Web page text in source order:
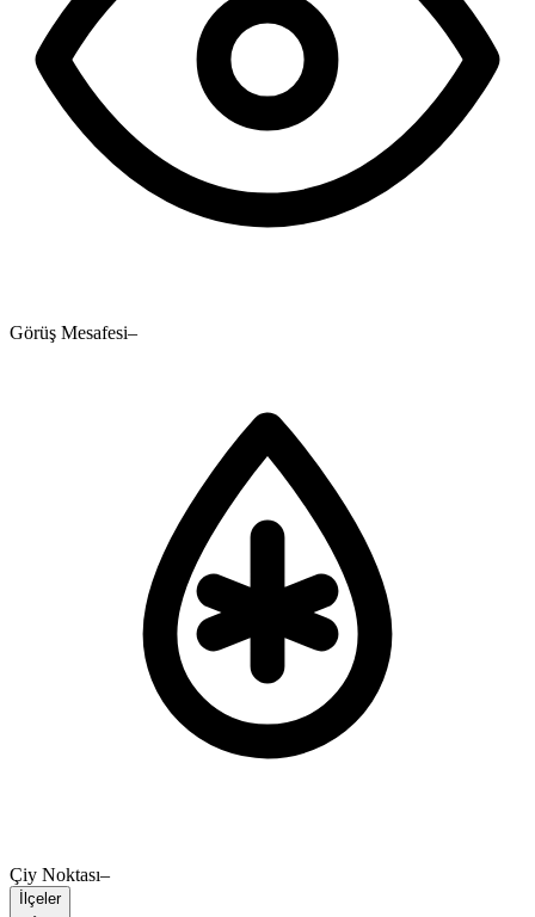
Görüş Mesafesi–
Çiy Noktası–
İlçeler